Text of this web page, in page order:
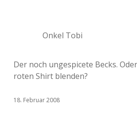
Onkel Tobi
Der noch ungespicete Becks.
roten Shirt blenden?
18. Februar 2008